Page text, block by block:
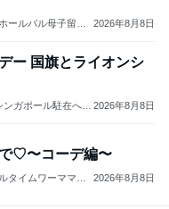
ールバル母子留学
2026年8月8日
ー 国旗とライオンシ
2026年8月8日
♡〜コーデ編〜
イムワーママの
2026年8月8日